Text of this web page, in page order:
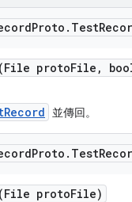
Proto . Test
(File protoFile ,
並傳回。
Proto . Test
(File protoFile)